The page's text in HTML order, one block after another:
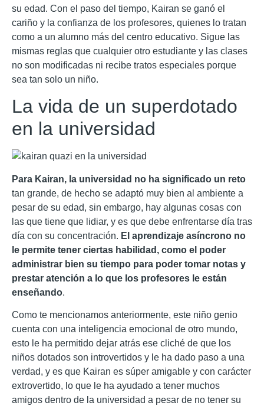
su edad. Con el paso del tiempo, Kairan se ganó el
cariño y la confianza de los profesores, quienes lo tratan
como a un alumno más del centro educativo. Sigue las
mismas reglas que cualquier otro estudiante y las clases
no son modificadas ni recibe tratos especiales porque
sea tan solo un niño.
La vida de un superdotado
en la universidad
Para Kairan, la universidad no ha significado un reto
tan grande, de hecho se adaptó muy bien al ambiente a
pesar de su edad, sin embargo, hay algunas cosas con
las que tiene que lidiar, y es que debe enfrentarse día tras
día con su concentración. El aprendizaje asíncrono no
le permite tener ciertas habilidad, como el poder
administrar bien su tiempo para poder tomar notas y
prestar atención a lo que los profesores le están
enseñando.
Como te mencionamos anteriormente, este niño genio
cuenta con una inteligencia emocional de otro mundo,
esto le ha permitido dejar atrás ese cliché de que los
niños dotados son introvertidos y le ha dado paso a una
verdad, y es que Kairan es súper amigable y con carácter
extrovertido, lo que le ha ayudado a tener muchos
amigos dentro de la universidad a pesar de no tener su